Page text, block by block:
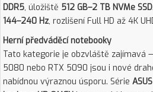
DDR5, úložiště 512 GB–2 TB NVMe SSD
144–240 Hz, rozlišení Full HD až 4K
Herní předváděcí notebooky
Tato kategorie je obzvláště zajímavá
5080 nebo RTX 5090 jsou i nové
nabídnou výraznou úsporu. Série